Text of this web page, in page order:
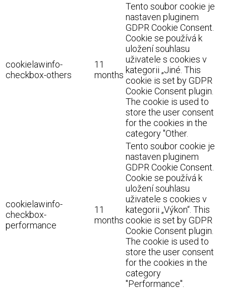
cookielawinfo-
checkbox-others
11
months
Tento soubor cookie je
nastaven pluginem
GDPR Cookie Consent.
Cookie se používá k
uložení souhlasu
uživatele s cookies v
kategorii „Jiné. This
cookie is set by GDPR
Cookie Consent plugin.
The cookie is used to
store the user consent
for the cookies in the
category "Other.
cookielawinfo-
checkbox-
performance
11
months
Tento soubor cookie je
nastaven pluginem
GDPR Cookie Consent.
Cookie se používá k
uložení souhlasu
uživatele s cookies v
kategorii „Výkon“. This
cookie is set by GDPR
Cookie Consent plugin.
The cookie is used to
store the user consent
for the cookies in the
category
"Performance".